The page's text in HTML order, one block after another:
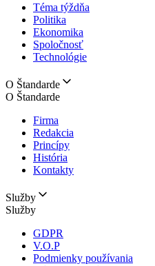
Téma týždňa
Politika
Ekonomika
Spoločnosť
Technológie
O Štandarde
O Štandarde
Firma
Redakcia
Princípy
História
Kontakty
Služby
Služby
GDPR
V.O.P
Podmienky používania